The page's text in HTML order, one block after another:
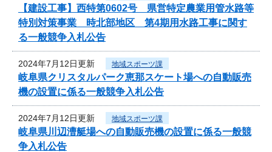
【建設工事】西特第0602号 県営特定農業用管水路等
特別対策事業 時北部地区 第4期用水路工事に関す
る一般競争入札公告
2024年7月12日更新 地域スポーツ課
岐阜県クリスタルパーク恵那スケート場への自動販売
機の設置に係る一般競争入札公告
2024年7月12日更新 地域スポーツ課
岐阜県川辺漕艇場への自動販売機の設置に係る一般競
争入札公告